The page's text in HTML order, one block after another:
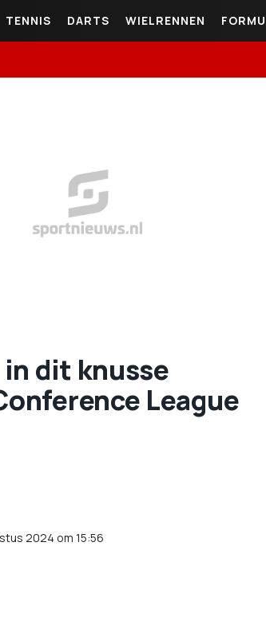
TENNIS DARTS WIELRENNEN
in dit knusse
League
2024 om 15:56